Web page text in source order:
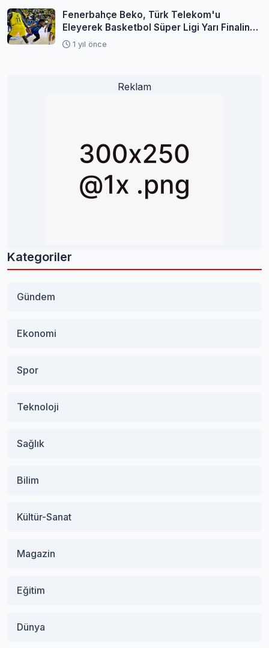
Fenerbahçe Beko, Türk Telekom'u
Eleyerek Basketbol Süper Ligi Yarı Finaline
Yükseldi
1 yıl önce
Reklam
Kategoriler
Gündem
Ekonomi
Spor
Teknoloji
Sağlık
Bilim
Kültür-Sanat
Magazin
Eğitim
Dünya